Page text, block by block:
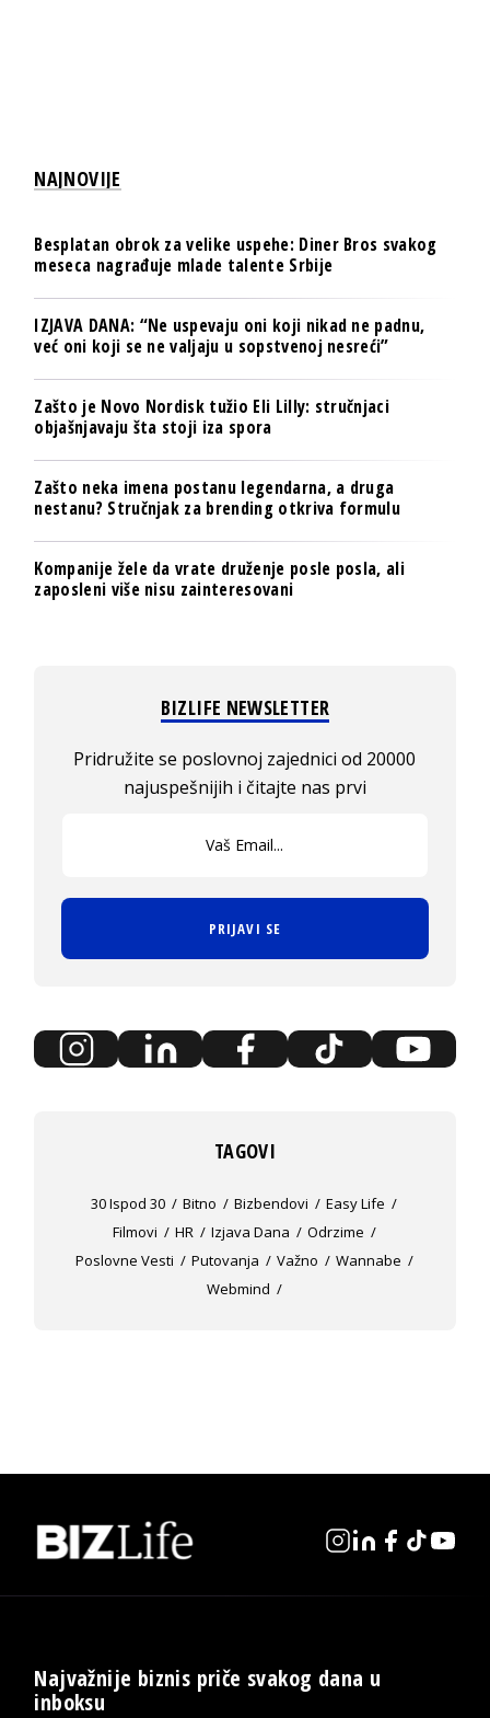
NAJNOVIJE
Besplatan obrok za velike uspehe: Diner Bros svakog
meseca nagrađuje mlade talente Srbije
IZJAVA DANA: “Ne uspevaju oni koji nikad ne padnu,
već oni koji se ne valjaju u sopstvenoj nesreći”
Zašto je Novo Nordisk tužio Eli Lilly: stručnjaci
objašnjavaju šta stoji iza spora
Zašto neka imena postanu legendarna, a druga
nestanu? Stručnjak za brending otkriva formulu
Kompanije žele da vrate druženje posle posla, ali
zaposleni više nisu zainteresovani
BIZLIFE NEWSLETTER
Pridružite se poslovnoj zajednici od 20000
najuspešnijih i čitajte nas prvi
PRIJAVI SE
TAGOVI
30 Ispod 30 Bitno Bizbendovi
Easy Life
Filmovi
HR Izjava Dana
Odrzime
Poslovne Vesti
Putovanja Važno
Wannabe
Webmind
Najvažnije biznis priče svakog dana u
inboksu